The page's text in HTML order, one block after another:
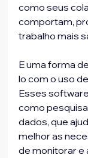
como seus
comportam,
trabalho mais
E uma forma
lo com o uso
Esses
como
dados, que
melhor as
de monitorar e